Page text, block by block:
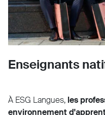
Enseignants
À ESG Langues, les
environnement